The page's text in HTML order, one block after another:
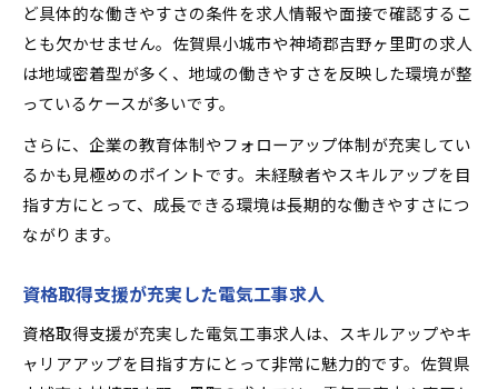
ど具体的な働きやすさの条件を求人情報や面接で確認するこ
とも欠かせません。佐賀県小城市や神埼郡吉野ヶ里町の求人
は地域密着型が多く、地域の働きやすさを反映した環境が整
っているケースが多いです。
さらに、企業の教育体制やフォローアップ体制が充実してい
るかも見極めのポイントです。未経験者やスキルアップを目
指す方にとって、成長できる環境は長期的な働きやすさにつ
ながります。
資格取得支援が充実した電気工事求人
資格取得支援が充実した電気工事求人は、スキルアップやキ
ャリアアップを目指す方にとって非常に魅力的です。佐賀県